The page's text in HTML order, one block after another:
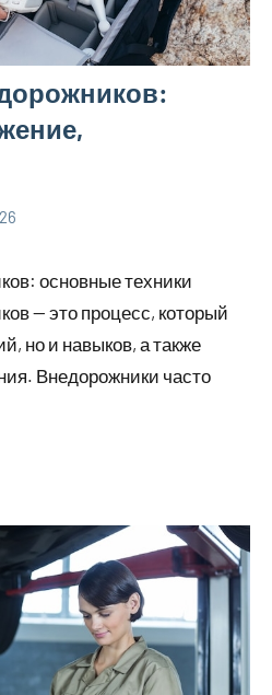
основные техники
— это процесс, который
но и навыков, а также
Внедорожники часто